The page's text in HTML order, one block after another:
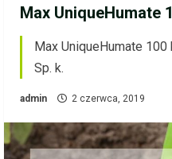
Max UniqueHumate
Max UniqueHumate
Sp. k.
admin 2 czerwca, 2019